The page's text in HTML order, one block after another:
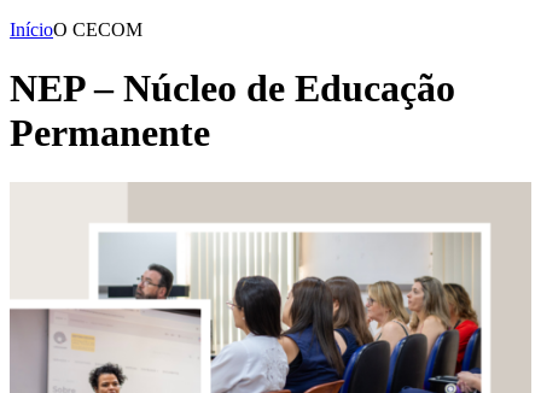
InícioO CECOM
NEP – Núcleo de Educação
Permanente